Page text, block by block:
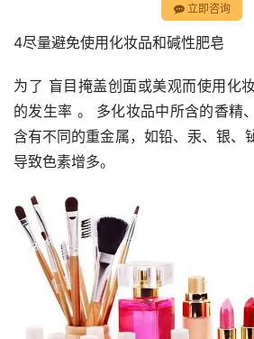
立即咨询
4尽量避免使用化妆品和碱性肥皂
为了 盲目掩盖创面或美观而使用化
的发生率 。 多化妆品中所含的香精
含有不同的重金属，如铅、汞、银、
导致色素增多。